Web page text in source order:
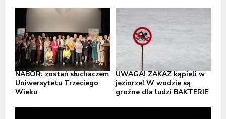
NABÓR: zostań słuchaczem
Uniwersytetu Trzeciego
Wieku
UWAGA! ZAKAZ kąpieli w
jeziorze! W wodzie są
groźne dla ludzi BAKTERIE